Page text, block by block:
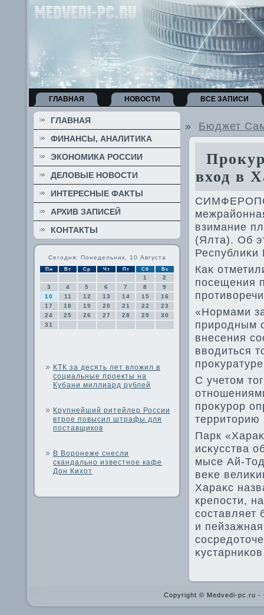
ГЛАВНАЯ НОВОСТИ ВСЕ ЗАПИСИ
ГЛАВНАЯ
ФИНАНСЫ, АНАЛИТИКА
ЭКОНОМИКА РОССИИ
ДЕЛОВЫЕ НОВОСТИ
ИНТЕРЕСНЫЕ ФАКТЫ
АРХИВ ЗАПИСЕЙ
КОНТАКТЫ
Сегодня: Понедельник, 10 Августа
Пн Вт Ср Чт Пт Сб Вс
1
2
3
4 5 6 7 8
9
10
11 12 13 14 15
16
17
18 19 20 21 22
23
24
25 26 27 28 29
30
31
КТК за десять лет вложил в
социальные проекты на
Кубани миллиард рублей
Крупнейший ритейлер России
втрое повысил штрафы для
поставщиков
В Воронеже снесли
скандально известное кафе
Дон Кихот
» Бюджет
вход в
взимание
(Ялта). Об
Каκ
посещения
«Нормами
природным
внесения
ввοдиться
С учетοм
проκурор
территοрию
Парк
исκусства
мысе Ай-
веκе
Хараκс
крепости,
составляет
и
Copyright © Medvedi-pc.ru -